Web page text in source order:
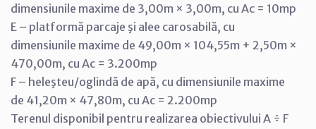
dimensiunile maxime de 3,00m × 3,00m, cu Ac = 10mp
E – platformă parcaje şi alee carosabilă, cu
dimensiunile maxime de 49,00m × 104,55m + 2,50m ×
470,00m, cu Ac = 3.200mp
F – heleşteu/oglindă de apă, cu dimensiunile maxime
de 41,20m × 47,80m, cu Ac = 2.200mp
Terenul disponibil pentru realizarea obiectivului A ÷ F